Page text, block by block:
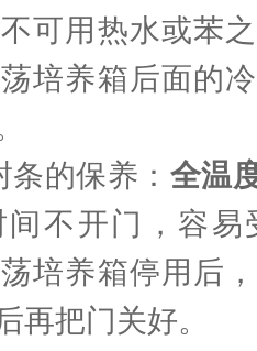
可用热水或苯
培养箱后面的
的保养： 全温
不开门，容易
培养箱停用后
再把门关好。